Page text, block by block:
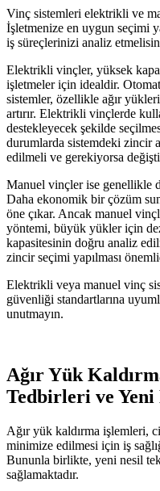
Vinç sistemleri elektrikli ve
İşletmenize en uygun seçimi
iş süreçlerinizi analiz
Elektrikli vinçler, yüksek
işletmeler için idealdir.
sistemler, özellikle ağır
artırır. Elektrikli vinçlerde
destekleyecek şekilde
durumlarda sistemdeki zincir
edilmeli ve gerekiyorsa
Manuel vinçler ise genellikle
Daha ekonomik bir çözüm
öne çıkar. Ancak manuel
yöntemi, büyük yükler için
kapasitesinin doğru analiz
zincir seçimi yapılması
Elektrikli veya manuel vinç
güvenliği standartlarına
unutmayın.
Ağır Yük
Tedbirleri ve
Ağır yük kaldırma işlemleri,
minimize edilmesi için iş
Bununla birlikte, yeni nesil
sağlamaktadır.